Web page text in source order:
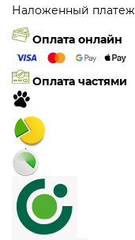
Наложенный платеж
Оплата онлайн
Оплата частями